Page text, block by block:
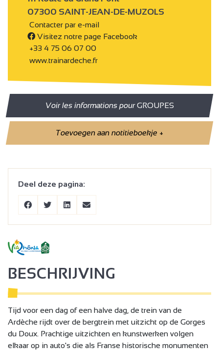
07300 SAINT-JEAN-DE-MUZOLS
Contacter par e-mail
Visitez notre page Facebook
+33 4 75 06 07 00
www.trainardeche.fr
Voir les informations pourGROUPES
Toevoegen aan notitieboekje+
Deel deze pagina:
BESCHRIJVING
Tijd voor een dag of een halve dag, de trein van de
Ardèche rijdt over de bergtrein met uitzicht op de Gorges
du Doux. Prachtige uitzichten en kunstwerken volgen
elkaar op in auto's die als Franse historische monumenten